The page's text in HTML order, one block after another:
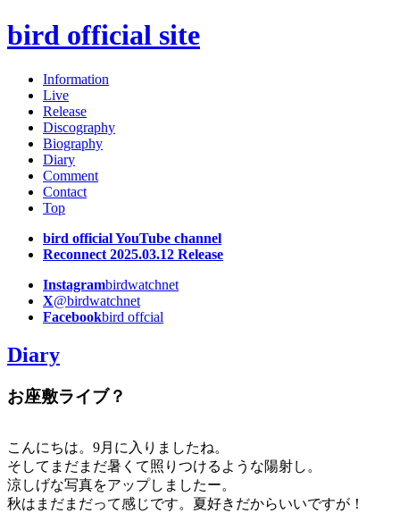
bird official site
Information
Live
Release
Discography
Biography
Diary
Comment
Contact
Top
bird official YouTube channel
Reconnect 2025.03.12 Release
Instagrambirdwatchnet
X@birdwatchnet
Facebookbird offcial
Diary
お座敷ライブ？
こんにちは。9月に入りましたね。
そしてまだまだ暑くて照りつけるような陽射し。
涼しげな写真をアップしましたー。
秋はまだまだって感じです。夏好きだからいいですが！